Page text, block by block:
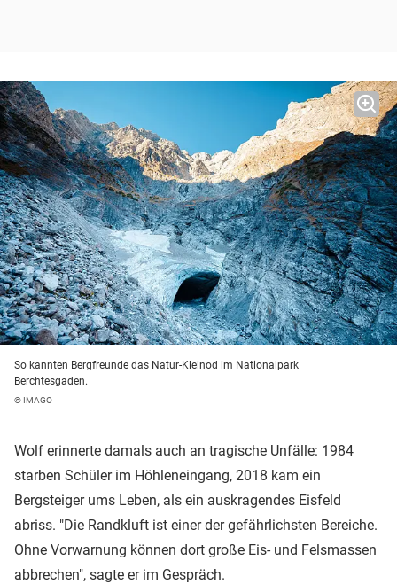
So kannten Bergfreunde das Natur-Kleinod im Nationalpark
Berchtesgaden.
© IMAGO
Wolf erinnerte damals auch an tragische Unfälle: 1984
starben Schüler im Höhleneingang, 2018 kam ein
Bergsteiger ums Leben, als ein auskragendes Eisfeld
abriss. "Die Randkluft ist einer der gefährlichsten Bereiche.
Ohne Vorwarnung können dort große Eis- und Felsmassen
abbrechen", sagte er im Gespräch.